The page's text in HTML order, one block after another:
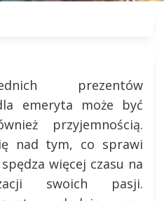
prezentów
emeryta może być
przyjemnością.
nad tym, co sprawi
więcej czasu na
swoich pasji.